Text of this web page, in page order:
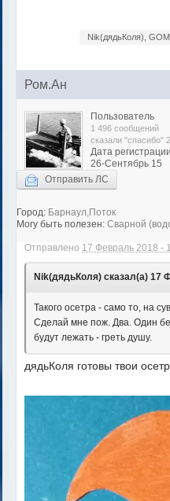
Nik(дядьКоля),
Ром.Ан
Пользователь
1 496 сообщений
сказали "спасибо"
Дата
26-Сентябрь 15
Отправить ЛС
Город: Барнаул,Поток
Могу быть полезен: Сварной
Отправлено 17 Февраль 2018 -
Nik(дядьКоля) сказал(а) 17
Такого осетра - само то, на
Сделай мне пож. Два. Один
будут лежать - греть душу.
дядьКоля готовы твои